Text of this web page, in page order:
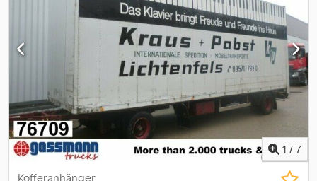
1 / 7
Kofferanhänger